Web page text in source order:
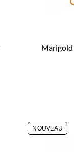
Marigold
NOUVEAU